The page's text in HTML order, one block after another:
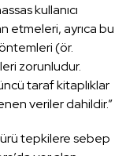
kullanıcı
etmeleri, ayrıca bu
(ör.
zorunludur.
taraf kitaplıklar
veriler dahildir.”
tepkilere sebep